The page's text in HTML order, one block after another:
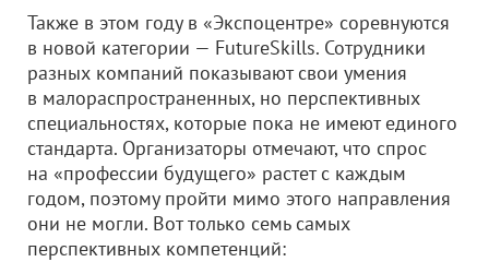
Также в этом году в «Экспоцентре» соревнуются
в новой категории — FutureSkills. Сотрудники
разных компаний показывают свои умения
в малораспространенных, но перспективных
специальностях, которые пока не имеют единого
стандарта. Организаторы отмечают, что спрос
на «профессии будущего» растет с каждым
годом, поэтому пройти мимо этого направления
они не могли. Вот только семь самых
перспективных компетенций: